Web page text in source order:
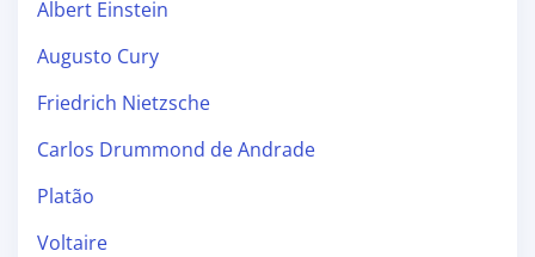
Albert Einstein
Augusto Cury
Friedrich Nietzsche
Carlos Drummond de Andrade
Platão
Voltaire